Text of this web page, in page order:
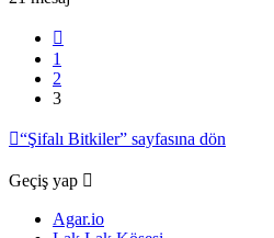
1
2
3
“Şifalı Bitkiler” sayfasına dön
Geçiş yap
Agar.io